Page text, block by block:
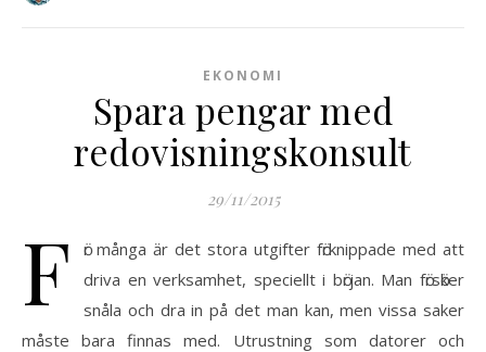
EKONOMI
Spara pengar med
redovisningskonsult
29/11/2015
F
ӧr många ӓr det stora utgifter fӧrknippade med att
driva en verksamhet, speciellt i bӧrjan. Man fӧrsӧker
snåla och dra in på det man kan, men vissa saker
måste bara finnas med. Utrustning som datorer och